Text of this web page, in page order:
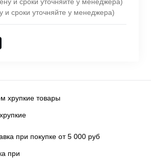
и сроки уточняйте у менеджера)
при